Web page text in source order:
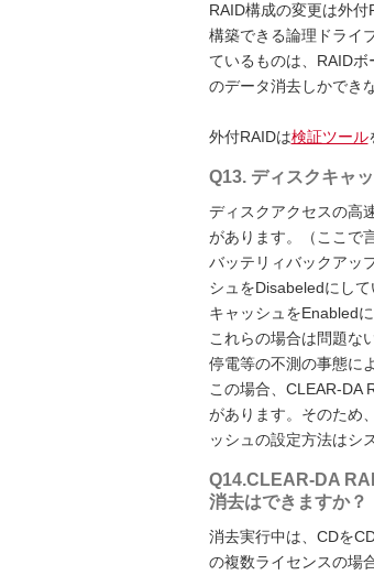
RAID構成の変更は外
構築できる論理ドライ
ているものは、RAID
のデータ消去しかでき
外付RAIDは検証ツール
Q13. ディスクキャ
ディスクアクセスの高
があります。（ここで
バッテリィバックアッ
シュをDisabeledにし
キャッシュをEnabled
これらの場合は問題な
停電等の不測の事態に
この場合、CLEAR-DA
があります。そのため
ッシュの設定方法はシ
Q14.CLEAR-DA
消去はできますか？
消去実行中は、CDを
の複数ライセンスの場